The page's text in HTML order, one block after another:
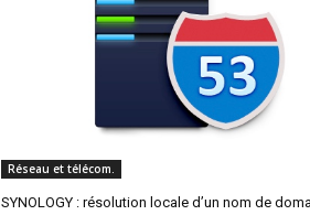
Réseau et télécom.
SYNOLOGY : résolution locale d’un nom de